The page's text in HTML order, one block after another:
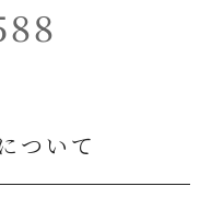
ついて